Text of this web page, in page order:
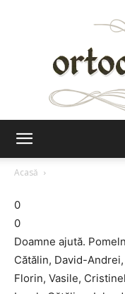
Acasă
0
0
Doamne ajută.
Cătălin, David-
Florin, Vasile,